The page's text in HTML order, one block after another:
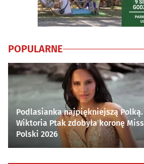
POPULARNE
Podlasianka najpiękniejszą Polką.
Wiktoria Ptak zdobyła koronę Miss
Polski 2026